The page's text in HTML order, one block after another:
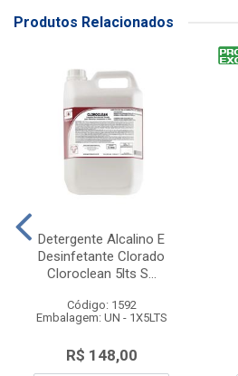
Produtos Relacionados
Detergente Alcalino E
Desinfetante Clorado
Cloroclean 5lts S...
Código: 1592
Embalagem: UN - 1X5LTS
R$ 148,00